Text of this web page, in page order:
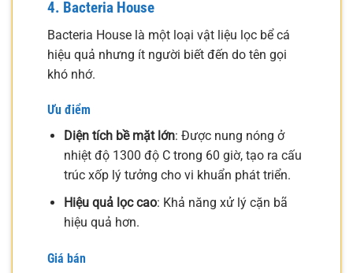
4. Bacteria House
Bacteria House là một loại vật liệu lọc bể cá
hiệu quả nhưng ít người biết đến do tên gọi
khó nhớ.
Ưu điểm
Diện tích bề mặt lớn: Được nung nóng ở
nhiệt độ 1300 độ C trong 60 giờ, tạo ra cấu
trúc xốp lý tưởng cho vi khuẩn phát triển.
Hiệu quả lọc cao: Khả năng xử lý cặn bã
hiệu quả hơn.
Giá bán